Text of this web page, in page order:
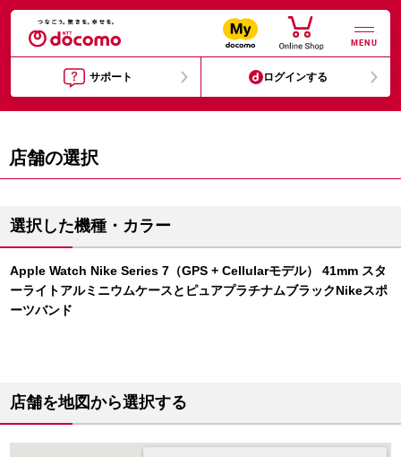
MENU
サポート ログインする
店舗の選択
選択した機種・カラー
Apple Watch Nike Series 7（GPS + Cellularモデル） 41mm スタ
ーライトアルミニウムケースとピュアプラチナムブラックNikeスポ
ーツバンド
店舗を地図から選択する